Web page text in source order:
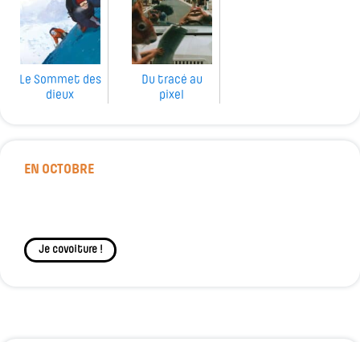
Le Sommet des
dieux
Du tracé au
pixel
EN OCTOBRE
Je covoiture !